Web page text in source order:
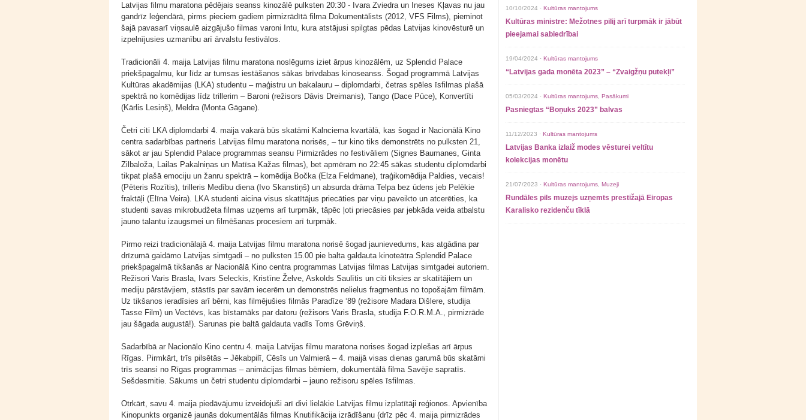
Latvijas filmu maratona pēdējais seanss kinozālē pulksten 20:30 - Ivara Zviedra un Ineses Kļavas nu jau
gandrīz leģendārā, pirms pieciem gadiem pirmizrādītā filma Dokumentālists (2012, VFS Films), pieminot
šajā pavasarī viņsaulē aizgājušo filmas varoni Intu, kura atstājusi spilgtas pēdas Latvijas kinovēsturē un
izpelnījusies uzmanību arī ārvalstu festivālos.
Tradicionāli 4. maija Latvijas filmu maratona noslēgums iziet ārpus kinozālēm, uz Splendid Palace
priekšpagalmu, kur līdz ar tumsas iestāšanos sākas brīvdabas kinoseanss. Šogad programmā Latvijas
Kultūras akadēmijas (LKA) studentu – maģistru un bakalauru – diplomdarbi, četras spēles īsfilmas plašā
spektrā no komēdijas līdz trillerim – Baroni (režisors Dāvis Dreimanis), Tango (Dace Pūce), Konvertīti
(Kārlis Lesiņš), Meldra (Monta Gāgane).
Četri citi LKA diplomdarbi 4. maija vakarā būs skatāmi Kalnciema kvartālā, kas šogad ir Nacionālā Kino
centra sadarbības partneris Latvijas filmu maratona norisēs, – tur kino tiks demonstrēts no pulksten 21,
sākot ar jau Splendid Palace programmas seansu Pirmizrādes no festivāliem (Signes Baumanes, Ginta
Zilbaloža, Lailas Pakalniņas un Matīsa Kažas filmas), bet apmēram no 22:45 sākas studentu diplomdarbi
tikpat plašā emociju un žanru spektrā – komēdija Bočka (Elza Feldmane), traģikomēdija Paldies, vecais!
(Pēteris Rozītis), trilleris Medību diena (Ivo Skanstiņš) un absurda drāma Telpa bez ūdens jeb Pelēkie
fraktāļi (Elīna Veira). LKA studenti aicina visus skatītājus priecāties par viņu paveikto un atcerēties, ka
studenti savas mikrobudžeta filmas uzņems arī turpmāk, tāpēc ļoti priecāsies par jebkāda veida atbalstu
jauno talantu izaugsmei un filmēšanas procesiem arī turpmāk.
Pirmo reizi tradicionālajā 4. maija Latvijas filmu maratona norisē šogad jaunievedums, kas atgādina par
drīzumā gaidāmo Latvijas simtgadi – no pulksten 15.00 pie balta galdauta kinoteātra Splendid Palace
priekšpagalmā tikšanās ar Nacionālā Kino centra programmas Latvijas filmas Latvijas simtgadei autoriem.
Režisori Varis Brasla, Ivars Seleckis, Kristīne Želve, Askolds Saulītis un citi tiksies ar skatītājiem un
mediju pārstāvjiem, stāstīs par savām iecerēm un demonstrēs nelielus fragmentus no topošajām filmām.
Uz tikšanos ieradīsies arī bērni, kas filmējušies filmās Paradīze ‘89 (režisore Madara Dišlere, studija
Tasse Film) un Vectēvs, kas bīstamāks par datoru (režisors Varis Brasla, studija F.O.R.M.A., pirmizrāde
jau šāgada augustā!). Sarunas pie baltā galdauta vadīs Toms Grēviņš.
Sadarbībā ar Nacionālo Kino centru 4. maija Latvijas filmu maratona norises šogad izplešas arī ārpus
Rīgas. Pirmkārt, trīs pilsētās – Jēkabpilī, Cēsīs un Valmierā – 4. maijā visas dienas garumā būs skatāmi
trīs seansi no Rīgas programmas – animācijas filmas bērniem, dokumentālā filma Savējie sapratīs.
Sešdesmitie. Sākums un četri studentu diplomdarbi – jauno režisoru spēles īsfilmas.
Otrkārt, savu 4. maija piedāvājumu izveidojuši arī divi lielākie Latvijas filmu izplatītāji reģionos. Apvienība
Kinopunkts organizē jaunās dokumentālās filmas Knutifikācija izrādīšanu (drīz pēc 4. maija pirmizrādes
10/10/2024 · Kultūras mantojums
Kultūras ministre: Mežotnes pilij arī turpmāk ir jābūt
pieejamai sabiedrībai
19/04/2024 · Kultūras mantojums
“Latvijas gada monēta 2023” – “Zvaigžņu putekļi”
05/03/2024 · Kultūras mantojums Pasākumi
Pasniegtas “Boņuks 2023” balvas
11/12/2023 · Kultūras mantojums
Latvijas Banka izlaiž modes vēsturei veltītu
kolekcijas monētu
21/07/2023 · Kultūras mantojums Muzeji
Rundāles pils muzejs uzņemts prestižajā Eiropas
Karalisko rezidenču tīklā